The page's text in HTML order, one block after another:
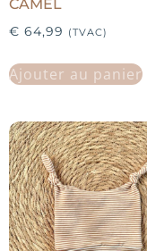
CAMEL
€ 64,99 (TVAC)
Ajouter au panier